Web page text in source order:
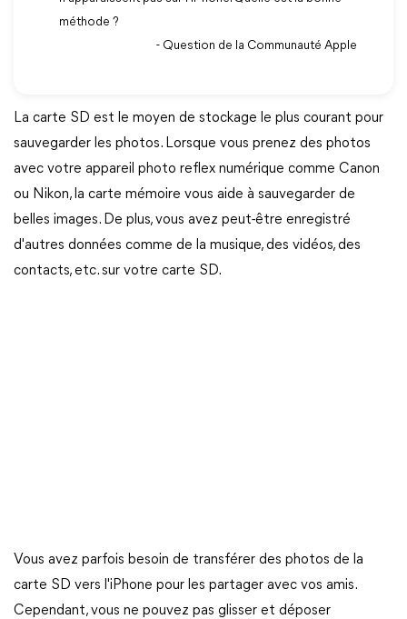
méthode ?
- Question de la Communauté Apple
La carte SD est le moyen de stockage le plus courant pour
sauvegarder les photos. Lorsque vous prenez des photos
avec votre appareil photo reflex numérique comme Canon
ou Nikon, la carte mémoire vous aide à sauvegarder de
belles images. De plus, vous avez peut-être enregistré
d'autres données comme de la musique, des vidéos, des
contacts, etc. sur votre carte SD.
Vous avez parfois besoin de transférer des photos de la
carte SD vers l'iPhone pour les partager avec vos amis.
Cependant, vous ne pouvez pas glisser et déposer